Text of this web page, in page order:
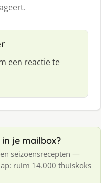
een reactie te
je mailbox?
seizoensrecepten —
ruim 14.000 thuiskoks